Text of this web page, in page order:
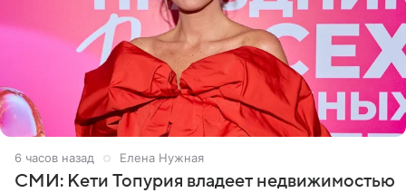
6 часов назад Елена Нужная
СМИ: Кети Топурия владеет недвижимостью